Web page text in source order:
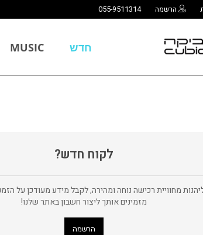
הרשמה 055-9511314
חדש MUSIC
לקוח חדש?
מחוויית רכישה נוחה ומהירה, לקבל מידע מעודכן על
מזמינים אותך ליצור חשבון באתר שלנו!